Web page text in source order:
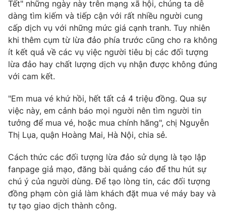
Thị trường
Góc doanh nghiệp
Truyền hình
Phim VTV
Hậu trường
Nhân vật
Khán giả
Giải sao mai
Giải trí
Điện ảnh
Sao
Đời sống
Du lịch
Làm đẹp
Chất lượng cuộc sống
Giáo dục
Tuyển sinh
Công nghệ
Hitech Công nghệ tương lai
Sản phẩm
Thị trường
Giao lưu trực tuyến
Lịch phát sóng
Tết" những ngày này trên mạng xã hội, chúng ta dễ
dàng tìm kiếm và tiếp cận với rất nhiều người cung
cấp dịch vụ với những mức giá cạnh tranh. Tuy nhiên
khi thêm cụm từ lừa đảo phía trước cũng cho ra không
ít kết quả về các vụ việc người tiêu bị các đối tượng
lừa đảo hay chất lượng dịch vụ nhận được không đúng
với cam kết.
"Em mua vé khứ hồi, hết tất cả 4 triệu đồng. Qua sự
việc này, em cảnh báo mọi người nên tìm người tin
tưởng để mua vé, hoặc mua chính hãng", chị Nguyễn
Thị Lụa, quận Hoàng Mai, Hà Nội, chia sẻ.
Cách thức các đối tượng lừa đảo sử dụng là tạo lập
fanpage giả mạo, đăng bài quảng cáo để thu hút sự
chú ý của người dùng. Để tạo lòng tin, các đối tượng
đồng phạm còn giả làm khách đặt mua vé máy bay và
tự tạo giao dịch thành công.